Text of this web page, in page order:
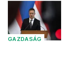
GAZDASÁG